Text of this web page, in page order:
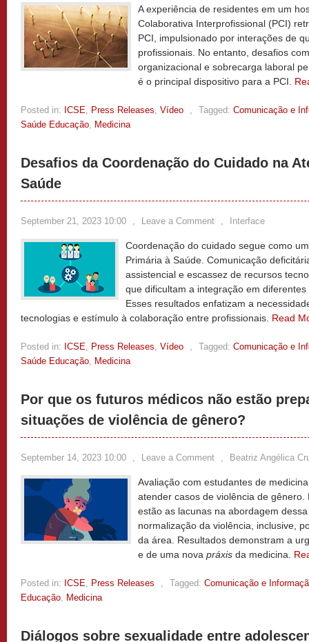
A experiência de residentes em um
Colaborativa Interprofissional (PCI)
PCI, impulsionado por interações de
profissionais. No entanto, desafios
organizacional e sobrecarga laboral
é o principal dispositivo para a PCI.
Posted in: ICSE, Press Releases, Vídeo , Tagged: Comunicação e
Saúde Educação, Medicina
Desafios da Coordenação do Cuidado na
Saúde
September 21, 2023 10:00 , Leave a Comment , Interface
Coordenação do cuidado segue como
Primária à Saúde. Comunicação
assistencial e escassez de recursos
que dificultam a integração em
Esses resultados enfatizam a
tecnologias e estímulo à colaboração entre profissionais. Read
Posted in: ICSE, Press Releases, Vídeo , Tagged: Comunicação e
Saúde Educação, Medicina
Por que os futuros médicos não estão
situações de violência de gênero?
September 14, 2023 10:00 , Leave a Comment , Beatriz Angélica
Avaliação com estudantes de
atender casos de violência de
estão as lacunas na abordagem
normalização da violência, inclusive,
da área. Resultados demonstram a
e de uma nova práxis da medicina.
Posted in: ICSE, Press Releases , Tagged: Comunicação e
Educação, Medicina
Diálogos sobre sexualidade entre